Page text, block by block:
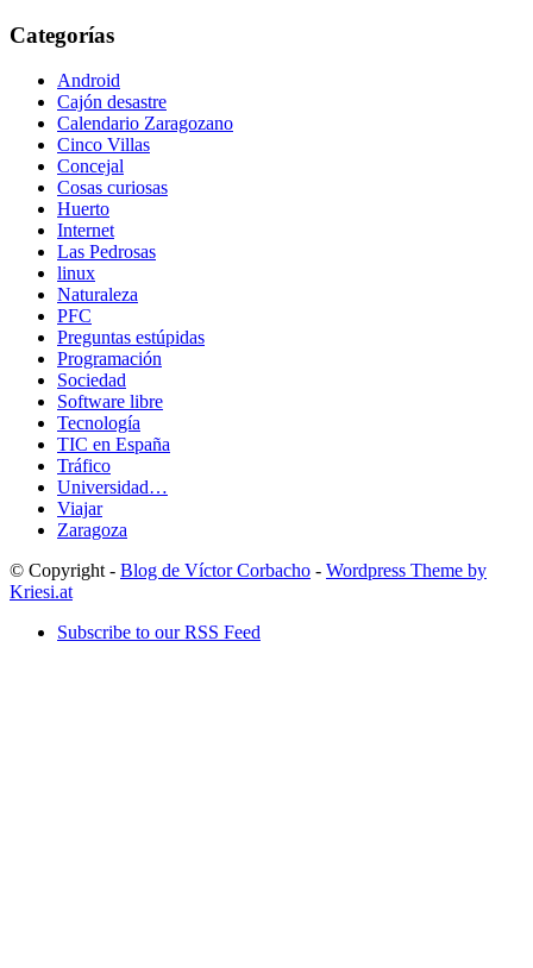
Categorías
Android
Cajón desastre
Calendario Zaragozano
Cinco Villas
Concejal
Cosas curiosas
Huerto
Internet
Las Pedrosas
linux
Naturaleza
PFC
Preguntas estúpidas
Programación
Sociedad
Software libre
Tecnología
TIC en España
Tráfico
Universidad…
Viajar
Zaragoza
© Copyright - Blog de Víctor Corbacho - Wordpress Theme by
Kriesi.at
Subscribe to our RSS Feed